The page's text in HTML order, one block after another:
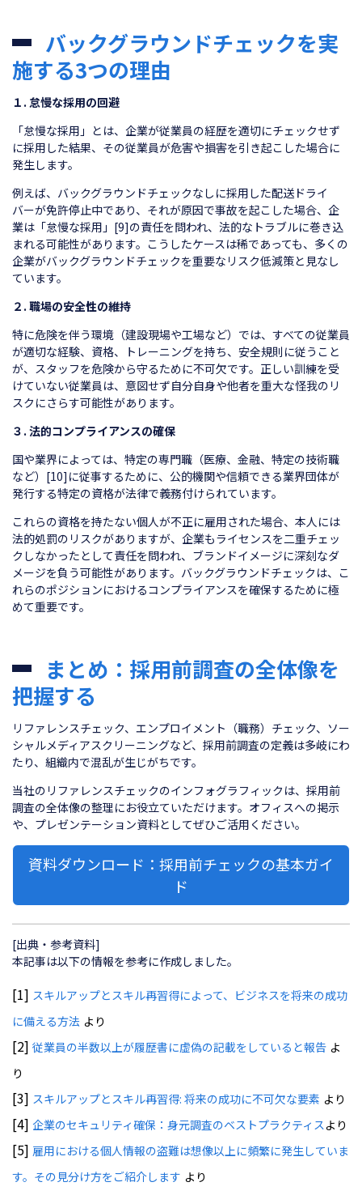
バックグラウンドチェックを実
施する3つの理由
１. 怠慢な採用の回避
「怠慢な採用」とは、企業が従業員の経歴を適切にチェックせず
に採用した結果、その従業員が危害や損害を引き起こした場合に
発生します。
例えば、バックグラウンドチェックなしに採用した配送ドライ
バーが免許停止中であり、それが原因で事故を起こした場合、企
業は「怠慢な採用」[9]の責任を問われ、法的なトラブルに巻き込
まれる可能性があります。こうしたケースは稀であっても、多くの
企業がバックグラウンドチェックを重要なリスク低減策と見なし
ています。
２. 職場の安全性の維持
特に危険を伴う環境（建設現場や工場など）では、すべての従業員
が適切な経験、資格、トレーニングを持ち、安全規則に従うこと
が、スタッフを危険から守るために不可欠です。正しい訓練を受
けていない従業員は、意図せず自分自身や他者を重大な怪我のリ
スクにさらす可能性があります。
３. 法的コンプライアンスの確保
国や業界によっては、特定の専門職（医療、金融、特定の技術職
など）[10]に従事するために、公的機関や信頼できる業界団体が
発行する特定の資格が法律で義務付けられています。
これらの資格を持たない個人が不正に雇用された場合、本人には
法的処罰のリスクがありますが、企業もライセンスを二重チェッ
クしなかったとして責任を問われ、ブランドイメージに深刻なダ
メージを負う可能性があります。バックグラウンドチェックは、こ
れらのポジションにおけるコンプライアンスを確保するために極
めて重要です。
まとめ：採用前調査の全体像を
把握する
リファレンスチェック、エンプロイメント（職務）チェック、ソー
シャルメディアスクリーニングなど、採用前調査の定義は多岐にわ
たり、組織内で混乱が生じがちです。
当社のリファレンスチェックのインフォグラフィックは、採用前
調査の全体像の整理にお役立ていただけます。オフィスへの掲示
や、プレゼンテーション資料としてぜひご活用ください。
資料ダウンロード：採用前チェックの基本ガイ
ド
[出典・参考資料]
本記事は以下の情報を参考に作成しました。
[1] スキルアップとスキル再習得によって、ビジネスを将来の成功
に備える方法 より
[2] 従業員の半数以上が履歴書に虚偽の記載をしていると報告 よ
り
[3] スキルアップとスキル再習得: 将来の成功に不可欠な要素 より
[4] 企業のセキュリティ確保：身元調査のベストプラクティスより
[5] 雇用における個人情報の盗難は想像以上に頻繁に発生していま
す。その見分け方をご紹介します より